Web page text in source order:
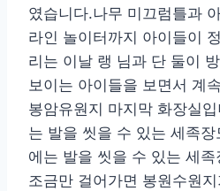
였습니다.나무 미끄럼틀과
라인 놀이터까지 아이들이
리는 이날 랭 님과 단 둘이
보이는 아이들을 보면서 계
봉암유원지 마지막 화장실
는 발을 씻을 수 있는 세족
에는 발을 씻을 수 있는 세
조금만 걸어가면 봉원수원